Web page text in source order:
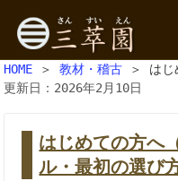
HOME ＞教材・稽古 ＞ はじ
更新日：2026年2月10日
はじめての方へ
ル・最初の選び方